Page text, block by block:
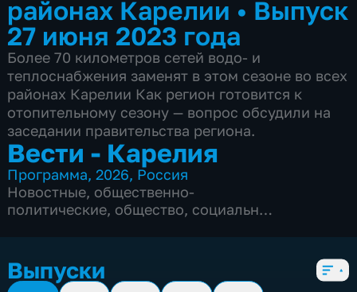
районах Карелии • Выпуск
27 июня 2023 года
Более 70 километров сетей водо- и
теплоснабжения заменят в этом сезоне во всех
районах Карелии Как регион готовится к
отопительному сезону — вопрос обсудили на
заседании правительства региона.
Вести - Карелия
Программа,2026, Россия
Новостные, общественно-
политические, общество, социально-
Выпуски